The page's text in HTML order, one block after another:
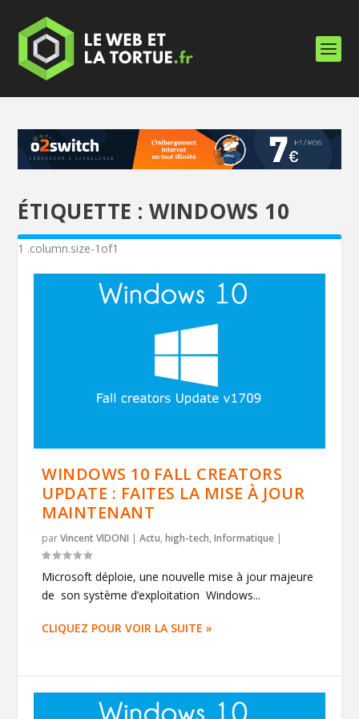
ÉTIQUETTE :WINDOWS 10
WINDOWS 10 FALL CREATORS
UPDATE : FAITES LA MISE À JOUR
MAINTENANT
parVincent VIDONI |Actu,high-tech,Informatique |
Microsoft déploie, une nouvelle mise à jour majeure
de son système d’exploitation Windows...
CLIQUEZ POUR VOIR LA SUITE »